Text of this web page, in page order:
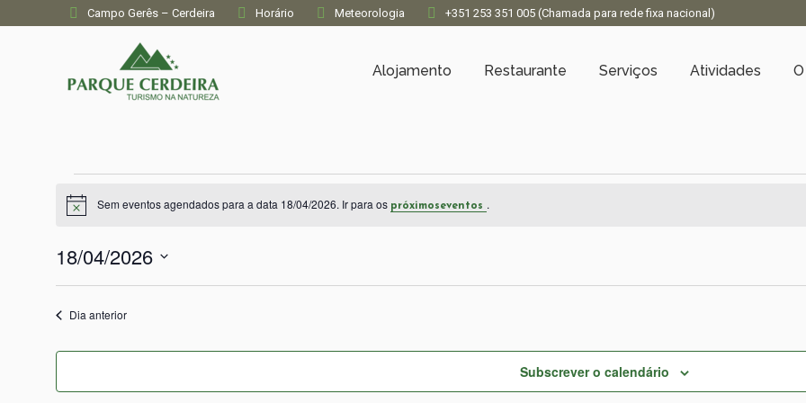
Campo Gerês – Cerdeira Horário Meteorologia +351 253 351 005 (Chamada para rede fixa nacional)
Alojamento Restaurante Serviços Atividades
Eventos
for
18/04/2026
Aviso Sem eventos agendados para a data 18/04/2026. Ir para os próximoseventos .
18/04/2026
data.Dia anterior
Subscrever o calendário